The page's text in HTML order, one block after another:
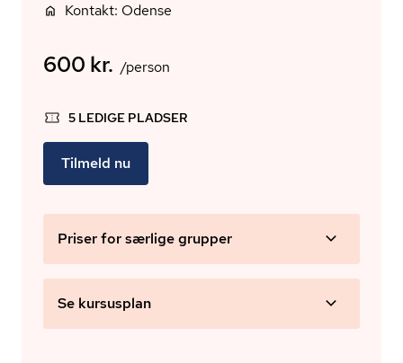
Kontakt: Odense
600 kr. /person
5 LEDIGE PLADSER
Tilmeld nu
Priser for særlige grupper
Se kursusplan